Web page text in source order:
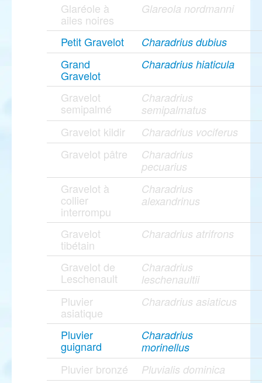
Glaréole à
ailes noires
Glareola nordmanni
Petit Gravelot Charadrius dubius
Grand
Gravelot
Charadrius hiaticula
Gravelot
semipalmé
Charadrius
semipalmatus
Gravelot kildir Charadrius vociferus
Gravelot pâtre
Charadrius
pecuarius
Gravelot à
collier
interrompu
Charadrius
alexandrinus
Gravelot
tibétain
Charadrius atrifrons
Gravelot de
Leschenault
Charadrius
leschenaultii
Pluvier
asiatique
Charadrius asiaticus
Pluvier
guignard
Charadrius
morinellus
Pluvier bronzé Pluvialis dominica